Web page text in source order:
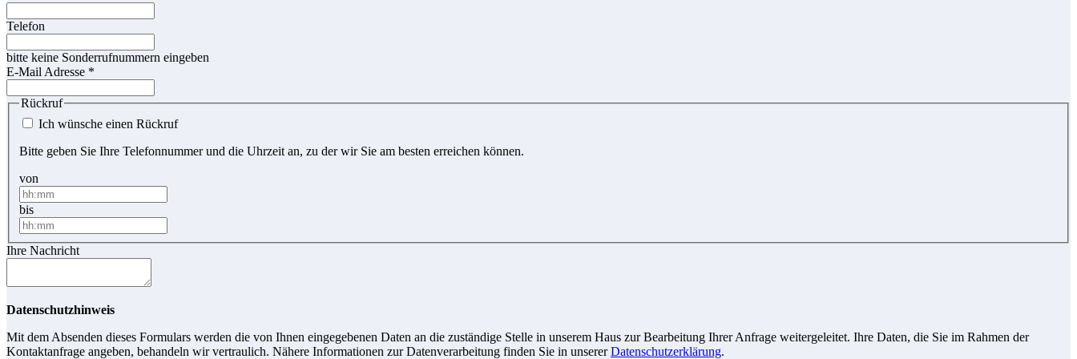
Telefon
bitte keine Sonderrufnummern eingeben
E-Mail Adresse *
Rückruf
Ich wünsche einen Rückruf
Bitte geben Sie Ihre Telefonnummer und die Uhrzeit an, zu der wir Sie am besten erreichen können.
von
bis
Ihre Nachricht
Datenschutzhinweis
Mit dem Absenden dieses Formulars werden die von Ihnen eingegebenen Daten an die zuständige Stelle in unserem Haus zur Bearbeitung Ihrer Anfrage weitergeleitet. Ihre Daten, die Sie im Rahmen der
Kontaktanfrage angeben, behandeln wir vertraulich. Nähere Informationen zur Datenverarbeitung finden Sie in unsererDatenschutzerklärung.